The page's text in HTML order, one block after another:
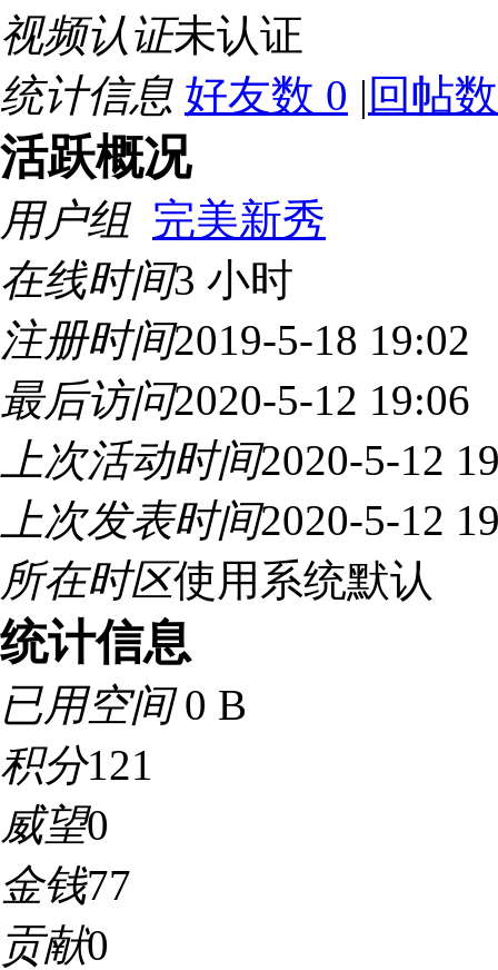
视频认证未认证
统计信息 好友数 0 | 回帖
活跃概况
用户组 完美新秀
在线时间3 小时
注册时间2019-5-18 19:02
最后访问2020-5-12 19:06
上次活动时间2020-5-12
上次发表时间2020-5-12
所在时区使用系统默认
统计信息
已用空间0 B
积分121
威望0
金钱77
贡献0